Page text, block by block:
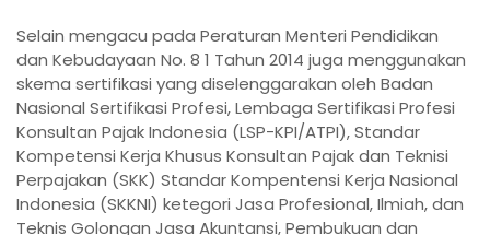
Selain mengacu pada Peraturan Menteri Pendidikan
dan Kebudayaan No. 8 1 Tahun 2014 juga menggunakan
skema sertifikasi yang diselenggarakan oleh Badan
Nasional Sertifikasi Profesi, Lembaga Sertifikasi Profesi
Konsultan Pajak Indonesia (LSP-KPI/ATPI), Standar
Kompetensi Kerja Khusus Konsultan Pajak dan Teknisi
Perpajakan (SKK) Standar Kompentensi Kerja Nasional
Indonesia (SKKNI) ketegori Jasa Profesional, Ilmiah, dan
Teknis Golongan Jasa Akuntansi, Pembukuan dan